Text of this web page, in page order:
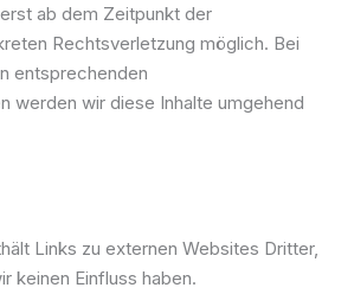
ab dem Zeitpunkt der
Rechtsverletzung möglich. Bei
entsprechenden
werden wir diese Inhalte umgehend
Links zu externen Websites Dritter,
keinen Einfluss haben.